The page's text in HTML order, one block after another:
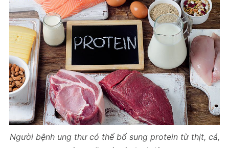
Người bệnh ung thư có thể bổ sung protein từ thịt, cá,